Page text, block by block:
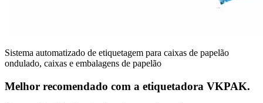
Sistema automatizado de etiquetagem para caixas de papelão
ondulado, caixas e embalagens de papelão
Melhor recomendado com a etiquetadora VKPAK.